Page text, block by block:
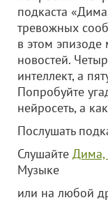
подкаста
тревожных
в этом
новостей.
интеллект, а
Попробуйте
нейросеть, а
Послушать
Слушайте Дима,
Музыке
или на